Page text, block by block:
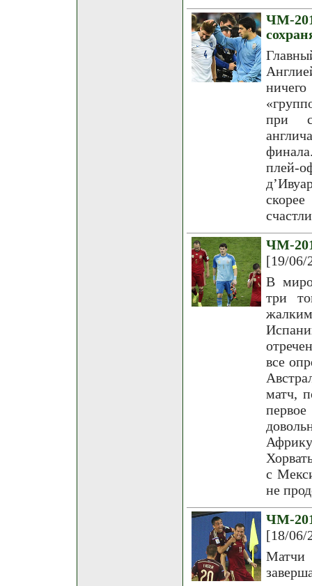
ЧМ-
при
плей-
ЧМ-
[19/06/
В
три
все
матч,
с
не
ЧМ-
[18/06/
Матчи